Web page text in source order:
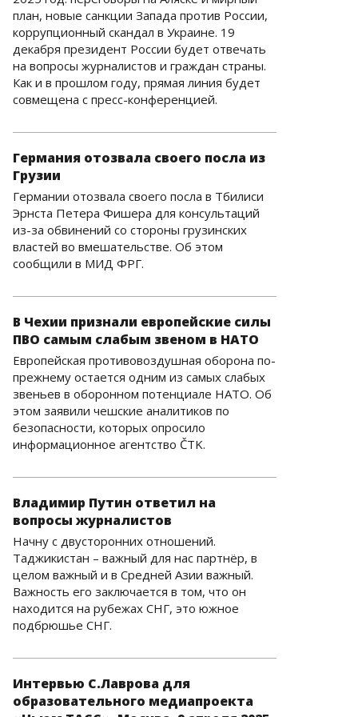
план, новые санкции Запада против России,
коррупционный скандал в Украине. 19
декабря президент России будет отвечать
на вопросы журналистов и граждан страны.
Как и в прошлом году, прямая линия будет
совмещена с пресс-конференцией.
Германия отозвала своего посла из
Грузии
Германии отозвала своего посла в Тбилиси
Эрнста Петера Фишера для консультаций
из-за обвинений со стороны грузинских
властей во вмешательстве. Об этом
сообщили в МИД ФРГ.
В Чехии признали европейские силы
ПВО самым слабым звеном в НАТО
Европейская противовоздушная оборона по-
прежнему остается одним из самых слабых
звеньев в оборонном потенциале НАТО. Об
этом заявили чешские аналитиков по
безопасности, которых опросило
информационное агентство ČTK.
Владимир Путин ответил на
вопросы журналистов
Начну с двусторонних отношений.
Таджикистан – важный для нас партнёр, в
целом важный и в Средней Азии важный.
Важность его заключается в том, что он
находится на рубежах СНГ, это южное
подбрюшье СНГ.
Интервью С.Лаврова для
образовательного медиапроекта